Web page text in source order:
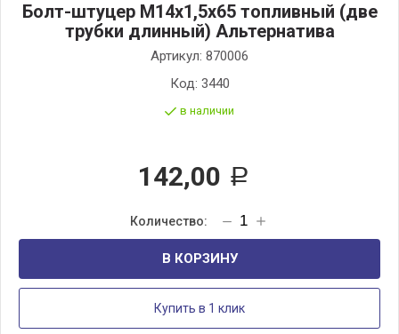
Болт-штуцер М14х1,5х65 топливный (две
трубки длинный) Альтернатива
Артикул: 870006
Код: 3440
в наличии
142,00 Р
В КОРЗИНУ
Купить в 1 клик